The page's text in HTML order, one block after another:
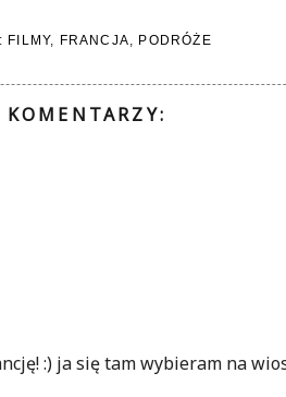
FILMY, FRANCJA PODRÓŻE
:) ja się tam wybieram na